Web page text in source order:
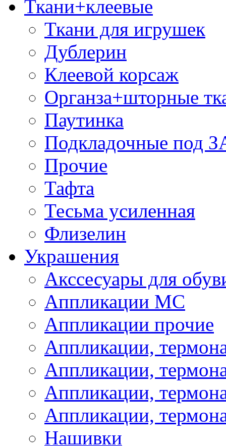
Ткани+клеевые
Ткани для игрушек
Дублерин
Клеевой корсаж
Органза+шторные
Паутинка
Подкладочные под
Прочие
Тафта
Тесьма усиленная
Флизелин
Украшения
Акссесуары для
Аппликации МС
Аппликации прочие
Аппликации,
Аппликации,
Аппликации,
Аппликации,
Нашивки